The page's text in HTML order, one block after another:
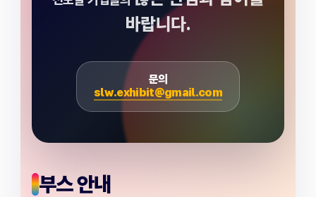
바랍니다.
문의
slw.exhibit@gmail.com
부스 안내